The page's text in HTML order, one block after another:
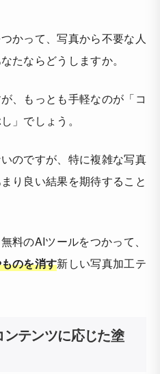
かって、写真から不要な人
たならどうしますか。
、もっとも手軽なのが「コ
」でしょう。
のですが、特に複雑な写真
り良い結果を期待すること
料のAIツールをつかって、
のを消す新しい写真加工テ
テンツに応じた塗